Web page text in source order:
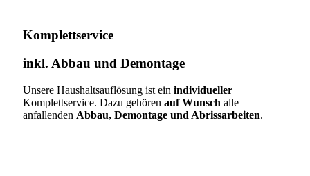
Komplettservice​
inkl. Abbau und Demontage​
Unsere Haushaltsauflösung ist ein individueller
Komplettservice. Dazu gehören auf Wunsch alle
anfallenden Abbau, Demontage und Abrissarbeiten.